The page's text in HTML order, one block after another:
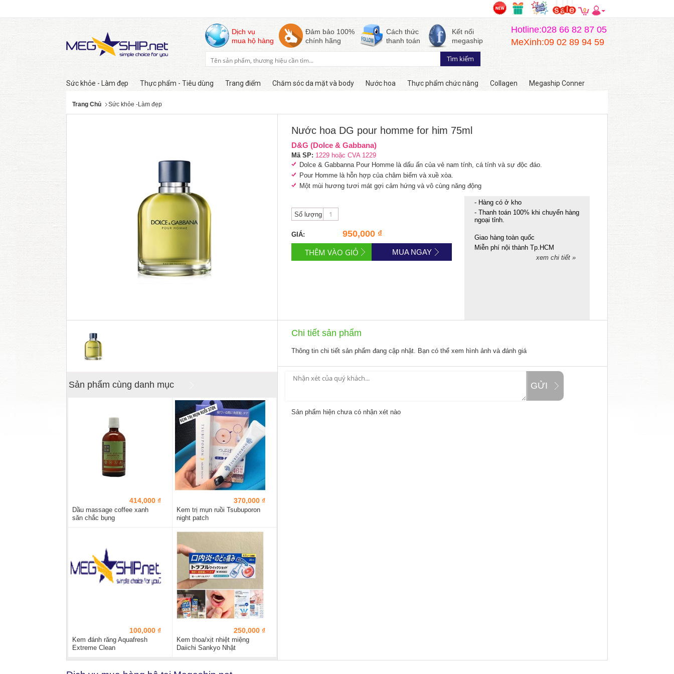
0
Dịch vụ
mua hộ hàng
Đảm bảo 100%
chính hãng
Cách thức
thanh toán
Kết nối
megaship
Hotline:028 66 82 87 05
MeXinh:09 02 89 94 59
Sức khỏe - Làm đẹp Thực phẩm - Tiêu dùng Trang điểm Chăm sóc da mặt và body Nước hoa Thực phẩm chức năng Collagen Megaship Conner
Trang Chủ Sức khỏe -Làm đẹp
Còn hàng
Sản phẩm cùng danh mục
414,000 ₫
Dầu massage coffee xanh
săn chắc bụng
370,000 ₫
Kem trị mụn ruồi Tsubuporon
night patch
100,000 ₫
Kem đánh răng Aquafresh
Extreme Clean
250,000 ₫
Kem thoa/xịt nhiệt miệng
Daiichi Sankyo Nhật
Nước hoa DG pour homme for him 75ml
D&G (Dolce & Gabbana)
Mã SP: 1229 hoặc CVA 1229
Dolce & Gabbanna Pour Homme là dấu ấn của vẻ nam tính, cá tính và sự độc đáo.
Pour Homme là hỗn hợp của châm biếm và xuề xòa.
Một mùi hương tươi mát gợi cảm hứng và vô cùng năng động
Số lượng
GIÁ: 950,000 ₫
MUA NGAY
- Hàng có ở kho
- Thanh toán 100% khi chuyển hàng
ngoại tỉnh.
Giao hàng toàn quốc
Miễn phí nội thành Tp.HCM
xem chi tiết »
Chi tiết sản phẩm
Thông tin chi tiết sản phẩm đang cập nhật. Bạn có thể xem hình ảnh và đánh giá
GỬI
Sản phẩm hiện chưa có nhận xét nào